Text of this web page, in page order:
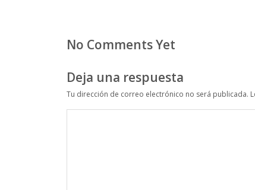
No Comments Yet
Deja una respuesta
Tu dirección de correo electrónico no será publicada.